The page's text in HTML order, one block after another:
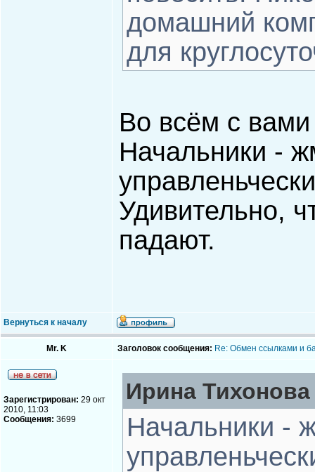
домашний
для
Во всём с вами
Начальники -
Удивительно,
падают.
Вернуться к началу
Mr. K Заголовок сообщения: Re: Обмен ссылками и
Зарегистрирован: 29 окт
2010, 11:03
Сообщения: 3699
Ирина
Начальники -